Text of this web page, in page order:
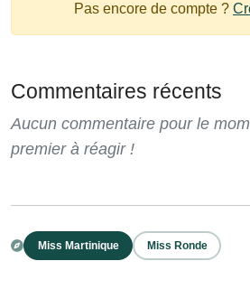
Pas encore de compte ?
Commentaires récents
Aucun commentaire pour le
premier à réagir !
Miss Martinique Miss Ronde